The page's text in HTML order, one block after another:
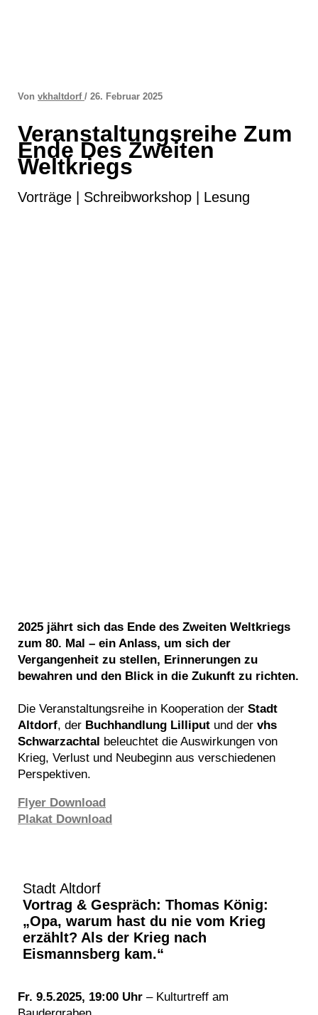
Von vkhaltdorf / 26. Februar 2025
Veranstaltungsreihe Zum
Ende Des Zweiten
Weltkriegs
Vorträge | Schreibworkshop | Lesung
2025 jährt sich das Ende des Zweiten Weltkriegs
zum 80. Mal – ein Anlass, um sich der
Vergangenheit zu stellen, Erinnerungen zu
bewahren und den Blick in die Zukunft zu richten.
Die Veranstaltungsreihe in Kooperation der Stadt
Altdorf, der Buchhandlung Lilliput und der vhs
Schwarzachtal beleuchtet die Auswirkungen von
Krieg, Verlust und Neubeginn aus verschiedenen
Perspektiven.
Flyer Download
Plakat Download
Stadt Altdorf
Vortrag & Gespräch: Thomas König:
„Opa, warum hast du nie vom Krieg
erzählt? Als der Krieg nach
Eismannsberg kam.“
Fr. 9.5.2025, 19:00 Uhr – Kulturtreff am